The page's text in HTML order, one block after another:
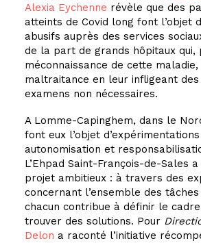
Alexia Eychenne révèle que des
atteints de Covid long font l’objet
abusifs auprès des services
de la part de grands hôpitaux qui,
méconnaissance de cette
maltraitance en leur infligeant des
examens non nécessaires.
A Lomme-Capinghem, dans le
font eux l’objet
autonomisation et
L’Ehpad Saint-François-de-Sales
projet ambitieux : à travers des
concernant l’ensemble des
chacun contribue à définir le
trouver des solutions. Pour
Delon a raconté l’initiative